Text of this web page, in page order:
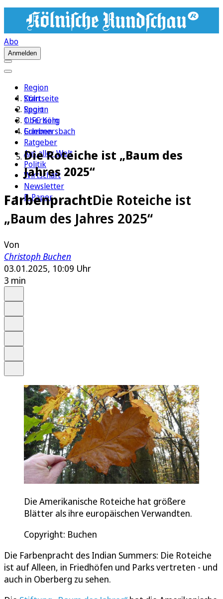
Abo
Anmelden
Region
Köln
Sport
1. FC Köln
Erleben
Ratgeber
Aus aller Welt
Politik
Wirtschaft
Newsletter
E-Paper
Startseite
Region
Oberberg
Gummersbach
Die Roteiche ist „Baum des
Jahres 2025“
FarbenprachtDie Roteiche ist
„Baum des Jahres 2025“
Von
Christoph Buchen
03.01.2025, 10:09 Uhr
3 min
Die Amerikanische Roteiche hat größere
Blätter als ihre europäischen Verwandten.
Copyright: Buchen
Die Farbenpracht des Indian Summers: Die Roteiche
ist auf Alleen, in Friedhöfen und Parks vertreten - und
auch in Oberberg zu sehen.